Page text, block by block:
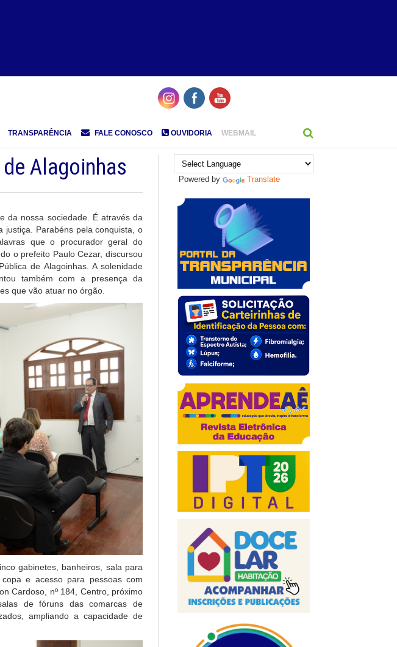
TRANSPARÊNCIA FALE CONOSCO OUVIDORIA WEBMAIL
Alagoinhas
da nossa sociedade. É através da
justiça. Parabéns pela conquista, o
que o procurador geral do
o prefeito Paulo Cezar, discursou
de Alagoinhas. A solenidade
também com a presença da
que vão atuar no órgão.
gabinetes, banheiros, sala para
e acesso para pessoas com
Cardoso, nº 184, Centro, próximo
de fóruns das comarcas de
ampliando a capacidade de
Powered by Translate